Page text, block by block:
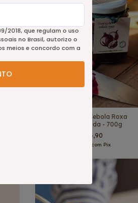
Chutney De Cebola Roxa
Caramelizada - 700g
R$84,90
com Pix
2018, que regulam o uso
no Brasil, autorizo o
meios e concordo com a